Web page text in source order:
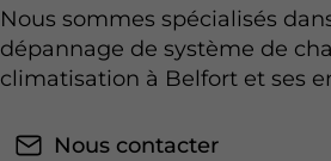
Nous sommes spécialisés
dépannage de système de
climatisation à Belfort et ses
Nous contacter